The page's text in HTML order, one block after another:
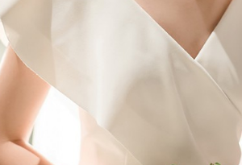
코엑스 인터컨티넨탈